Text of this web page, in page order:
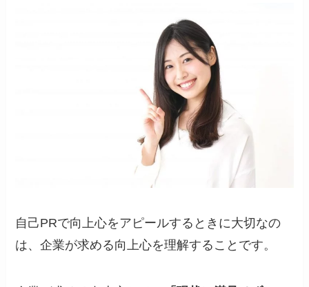
自己PRで向上心をアピールするときに大切なの
は、企業が求める向上心を理解することです。